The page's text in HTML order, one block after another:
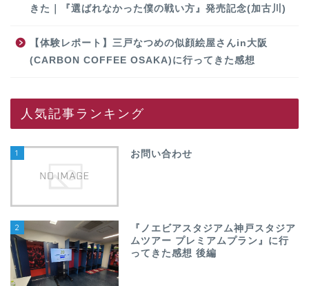
きた｜『選ばれなかった僕の戦い方』発売記念(加古川)
【体験レポート】三戸なつめの似顔絵屋さんin大阪
(CARBON COFFEE OSAKA)に行ってきた感想
人気記事ランキング
1 お問い合わせ
2
『ノエビアスタジアム神戸スタジア
ムツアー プレミアムプラン』に行
ってきた感想 後編